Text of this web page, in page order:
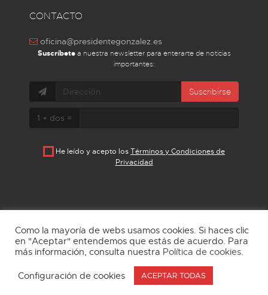
CONTACTO
oficina@presidentegonzalez.es
Suscríbetea nuestra newsletter para enterarte de noticias
importantes:
Suscribirse
1 + dos =
He leído y acepto losTérminos y Condiciones de
Privacidad
Política de privacidad Cookies
Como la mayoría de webs usamos cookies. Si haces clic
en "Aceptar" entendemos que estás de acuerdo. Para
más información, consulta nuestra Política de cookies.
Configuración de cookies ACEPTAR TODAS